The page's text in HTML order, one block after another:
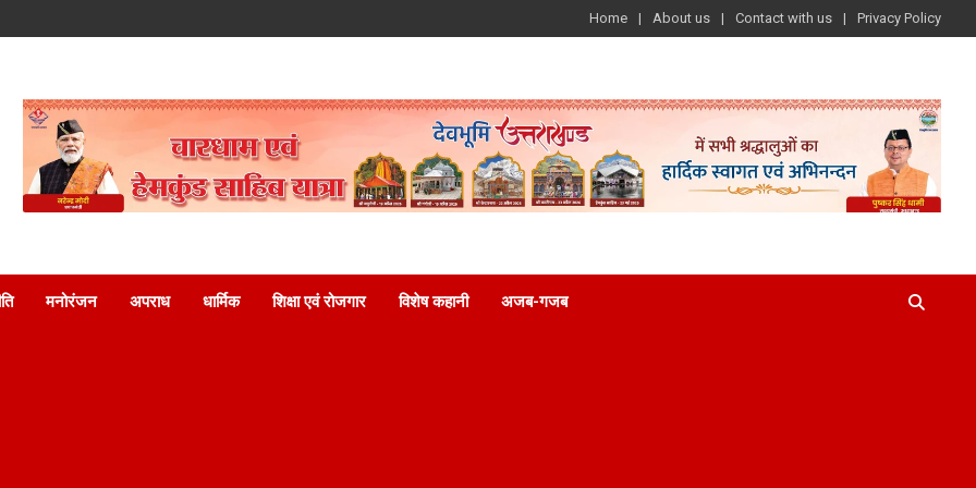
Home About us Contact with us Privacy Policy
मनोरंजन अपराध धार्मिक शिक्षा एवं रोजगार विशेष कहानी अजब-गजब